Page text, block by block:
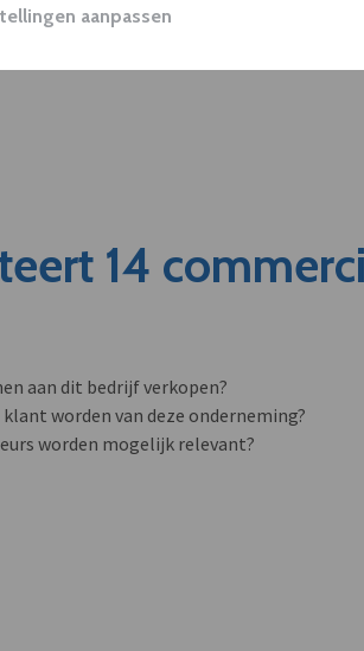
aanpassen
14
aan dit bedrijf verkopen?
worden van deze onderneming?
worden mogelijk relevant?